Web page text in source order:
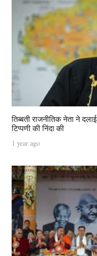
तिब्बती राजनीतिक नेता ने
टिप्पणी की निंदा की
1 year ago